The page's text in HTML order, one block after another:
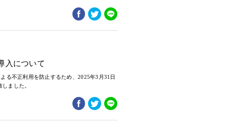
入について
る不正利用を防止するため、2025年3月31日
ました。